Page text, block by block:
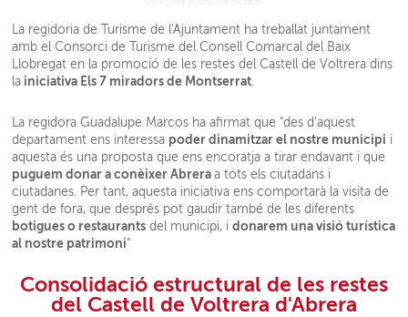
La regidoria de Turisme de l'Ajuntament ha treballat juntament
amb elConsorci de Turisme del Consell Comarcal del Baix
Llobregat en la promoció de les restes del Castell de Voltrera dins
la iniciativa Els 7 miradors de Montserrat
La regidora Guadalupe Marcos ha afirmat que "des d'aquest
departament ens interessa poder dinamitzar el nostre municipi i
aquesta és una proposta que ens encoratja a tirar endavant i que
puguem donar a conèixer Abreraa tots els ciutadans i
ciutadanes. Per tant, aquesta iniciativa ens comportarà la visita de
gent de fora, que després pot gaudir també de les diferents
botigues o restaurants del municipi, idonarem una visió turística
al nostre patrimoni"
Consolidació estructural de les restes
del Castell de Voltrera d'Abrera